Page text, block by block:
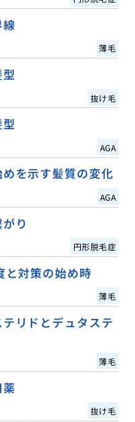
線
薄毛
抜け毛
AGA
を示す髪質の変化
AGA
り
円形脱毛症
と対策の始め時
薄毛
リドとデュタステ
薄毛
抜け毛